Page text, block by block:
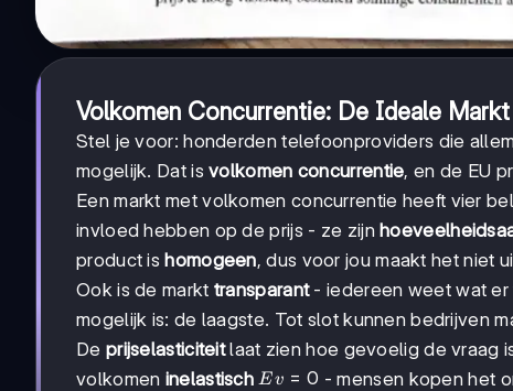
Volkomen Concurrentie: De Ideale Markt
Stel je voor: honderden telefoonproviders die
mogelijk. Dat isvolkomen concurrentie, en de EU
Een markt met volkomen concurrentie heeft vier
invloed hebben op de prijs - ze zijn
product ishomogeen, dus voor jou maakt het niet
Ook is de markt transparant- iedereen weet wat er
mogelijk is: de laagste. Tot slot kunnen bedrijven
De prijselasticiteitlaat zien hoe gevoelig de vraag
volkomen inelastisch Ev
Ev = 0 - mensen kopen het